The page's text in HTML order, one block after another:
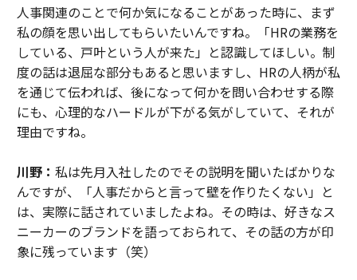
人事関連のことで何か気になることがあった時に、まず
私の顔を思い出してもらいたいんですね。「HRの業務を
している、戸叶という人が来た」と認識してほしい。制
度の話は退屈な部分もあると思いますし、HRの人柄が私
を通じて伝われば、後になって何かを問い合わせする際
にも、心理的なハードルが下がる気がしていて、それが
理由ですね。
川野： 私は先月入社したのでその説明を聞いたばかりな
んですが、「人事だからと言って壁を作りたくない」と
は、実際に話されていましたよね。その時は、好きなス
ニーカーのブランドを語っておられて、その話の方が印
象に残っています（笑）